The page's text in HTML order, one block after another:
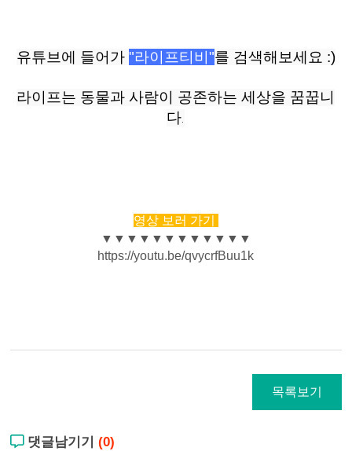
유튜브에 들어가 "라이프티비"를 검색해보세요 :)
라이프는 동물과 사람이 공존하는 세상을 꿈꿉니
다.
영상 보러 가기
▼ ▼ ▼ ▼ ▼ ▼ ▼ ▼ ▼ ▼ ▼ ▼
https://youtu.be/qvycrfBuu1k
목록보기
댓글남기기(0)